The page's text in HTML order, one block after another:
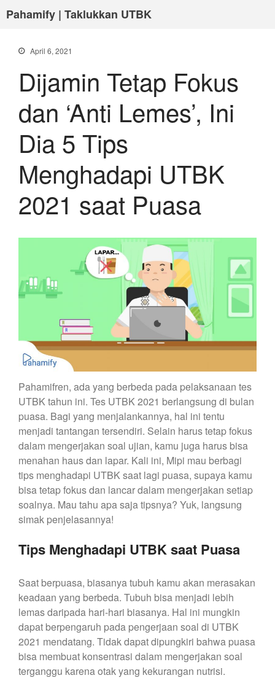
Pahamify | Taklukkan UTBK
April 6, 2021
Dijamin Tetap Fokus
dan ‘Anti Lemes’, Ini
Dia 5 Tips
Menghadapi UTBK
2021 saat Puasa
Pahamifren, ada yang berbeda pada pelaksanaan tes
UTBK tahun ini. Tes UTBK 2021 berlangsung di bulan
puasa. Bagi yang menjalankannya, hal ini tentu
menjadi tantangan tersendiri. Selain harus tetap fokus
dalam mengerjakan soal ujian, kamu juga harus bisa
menahan haus dan lapar. Kali ini, Mipi mau berbagi
tips menghadapi UTBK saat lagi puasa, supaya kamu
bisa tetap fokus dan lancar dalam mengerjakan setiap
soalnya. Mau tahu apa saja tipsnya? Yuk, langsung
simak penjelasannya!
Tips Menghadapi UTBK saat Puasa
Saat berpuasa, biasanya tubuh kamu akan merasakan
keadaan yang berbeda. Tubuh bisa menjadi lebih
lemas daripada hari-hari biasanya. Hal ini mungkin
dapat berpengaruh pada pengerjaan soal di UTBK
2021 mendatang. Tidak dapat dipungkiri bahwa puasa
bisa membuat konsentrasi dalam mengerjakan soal
terganggu karena otak yang kekurangan nutrisi.